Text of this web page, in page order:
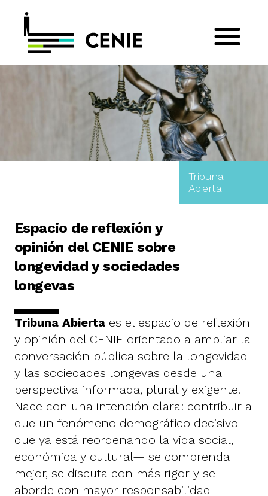
Tribuna
Abierta
Espacio de reflexión y
opinión del CENIE sobre
longevidad y sociedades
longevas
Tribuna Abierta es el espacio de reflexión
y opinión del CENIE orientado a ampliar la
conversación pública sobre la longevidad
y las sociedades longevas desde una
perspectiva informada, plural y exigente.
Nace con una intención clara: contribuir a
que un fenómeno demográfico decisivo —
que ya está reordenando la vida social,
económica y cultural— se comprenda
mejor, se discuta con más rigor y se
aborde con mayor responsabilidad